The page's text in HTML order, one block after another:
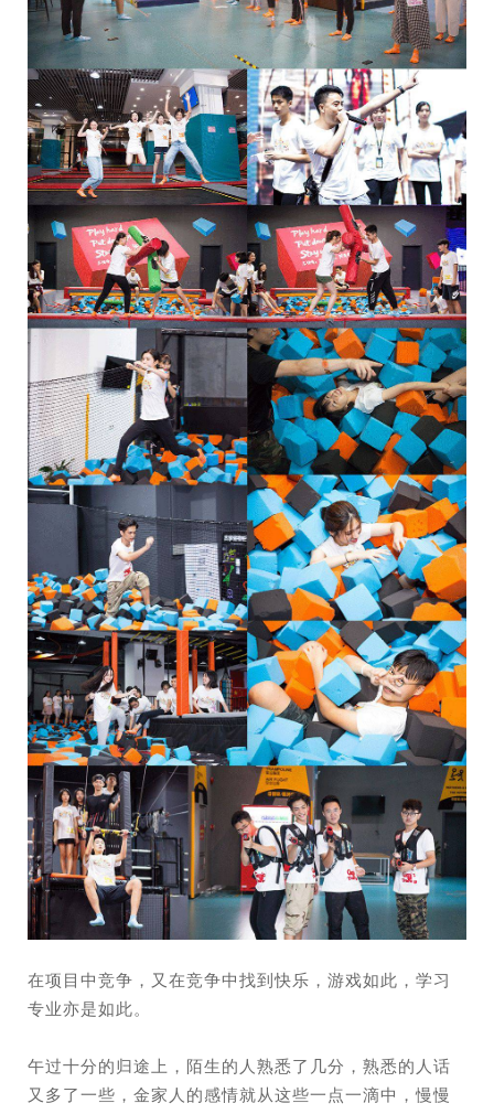
在项目中竞争，又在竞争中找到快乐，游戏如此，学习
专业亦是如此。
午过十分的归途上，陌生的人熟悉了几分，熟悉的人话
又多了一些，金家人的感情就从这些一点一滴中，慢慢